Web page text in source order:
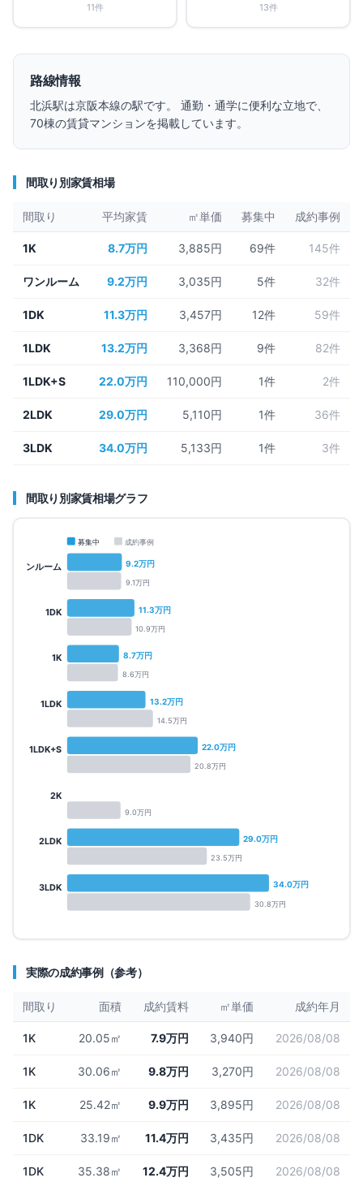
11件 13件
路線情報
北浜駅は京阪本線の駅です。 通勤・通学に便利な立地で、
70棟の賃貸マンションを掲載しています。
間取り別家賃相場
間取り 平均家賃 ㎡単価 募集中 成約事例
1K 8.7万円 3,885円 69件 145件
ワンルーム 9.2万円 3,035円 5件 32件
1DK 11.3万円 3,457円 12件 59件
1LDK 13.2万円 3,368円 9件 82件
1LDK+S 22.0万円 110,000円 1件 2件
2LDK 29.0万円 5,110円 1件 36件
3LDK 34.0万円 5,133円 1件 3件
間取り別家賃相場グラフ
募集中 成約事例
ワンルーム 9.2万円
9.1万円
1DK 11.3万円
10.9万円
1K 8.7万円
8.6万円
1LDK 13.2万円
14.5万円
1LDK+S 22.0万円
20.8万円
2K
9.0万円
2LDK 29.0万円
23.5万円
3LDK 34.0万円
30.8万円
実際の成約事例（参考）
間取り 面積 成約賃料 ㎡単価 成約年月
1K 20.05㎡ 7.9万円 3,940円 2026/08/08
1K 30.06㎡ 9.8万円 3,270円 2026/08/08
1K 25.42㎡ 9.9万円 3,895円 2026/08/08
1DK 33.19㎡ 11.4万円 3,435円 2026/08/08
1DK 35.38㎡ 12.4万円 3,505円 2026/08/08